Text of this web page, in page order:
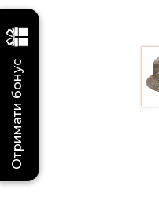
Отримати бонус